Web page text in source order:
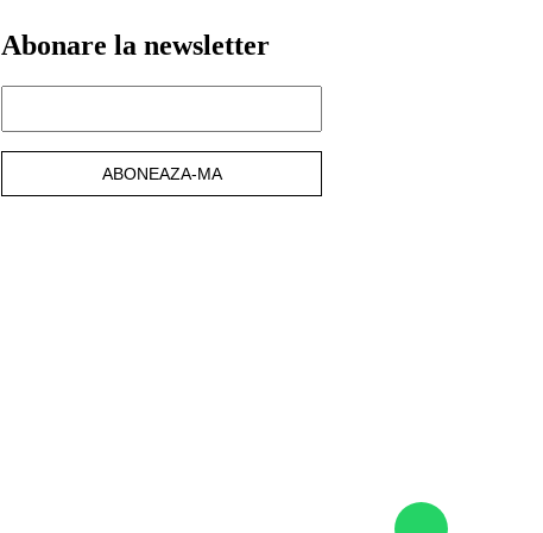
Abonare la newsletter